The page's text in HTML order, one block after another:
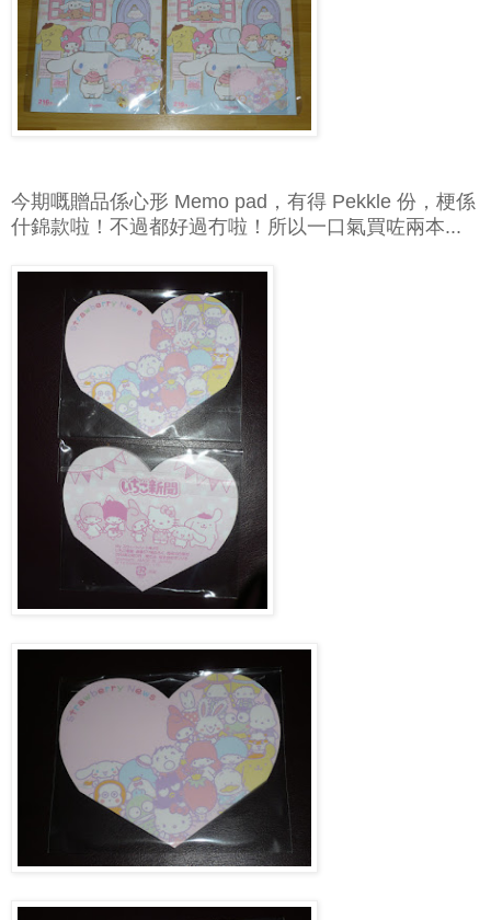
今期嘅贈品係心形 Memo pad，有得 Pekkle 份，梗係
什錦款啦！不過都好過冇啦！所以一口氣買咗兩本...